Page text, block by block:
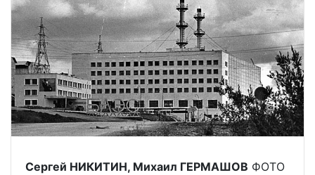
Сергей НИКИТИН, Михаил ГЕРМАШОВ ФОТО